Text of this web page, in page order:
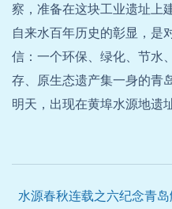
察，准备在这块工业遗址上
自来水百年历史的彰显，是
信：一个环保、绿化、节水
存、原生态遗产集一身的青
明天，出现在黄埠水源地遗
水源春秋连载之六纪念青岛